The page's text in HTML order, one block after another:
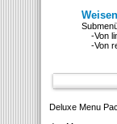
-Von
-Von
Deluxe Menu